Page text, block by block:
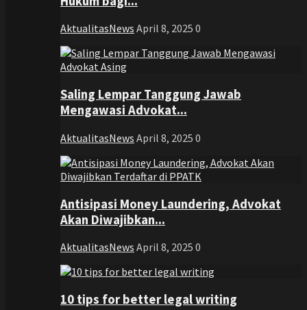
AktualitasNews April 8, 2025 0
Saling Lempar Tanggung Jawab
Mengawasi Advokat...
AktualitasNews April 8, 2025 0
Antisipasi Money Laundering, Advokat
Akan Diwajibkan...
AktualitasNews April 8, 2025 0
10 tips for better legal writing